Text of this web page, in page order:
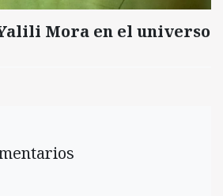
Mora en el universo